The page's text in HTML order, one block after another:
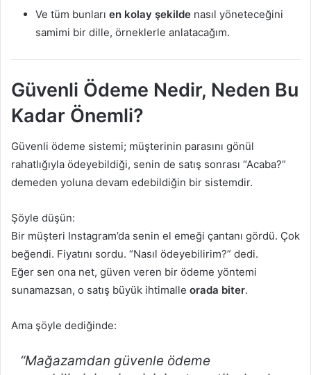
Ve tüm bunları en kolay şekilde nasıl yöneteceğini
samimi bir dille, örneklerle anlatacağım.
Güvenli Ödeme Nedir, Neden Bu
Kadar Önemli?
Güvenli ödeme sistemi; müşterinin parasını gönül
rahatlığıyla ödeyebildiği, senin de satış sonrası “Acaba?”
demeden yoluna devam edebildiğin bir sistemdir.
Şöyle düşün:
Bir müşteri Instagram’da senin el emeği çantanı gördü. Çok
beğendi. Fiyatını sordu. “Nasıl ödeyebilirim?” dedi.
Eğer sen ona net, güven veren bir ödeme yöntemi
sunamazsan, o satış büyük ihtimalle orada biter.
Ama şöyle dediğinde:
“Mağazamdan güvenle ödeme